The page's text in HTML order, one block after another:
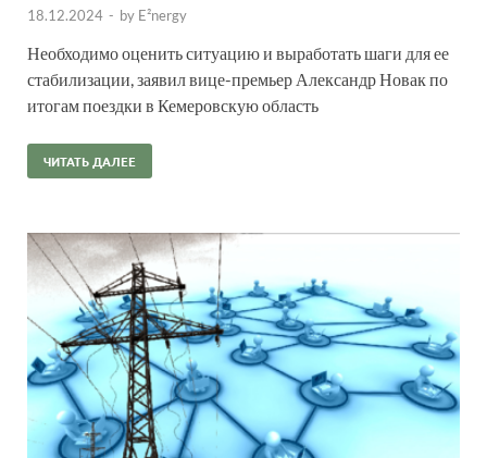
18.12.2024 - by E²nergy
Необходимо оценить ситуацию и выработать шаги для ее
стабилизации, заявил вице-премьер Александр Новак по
итогам поездки в Кемеровскую область
ЧИТАТЬ ДАЛЕЕ